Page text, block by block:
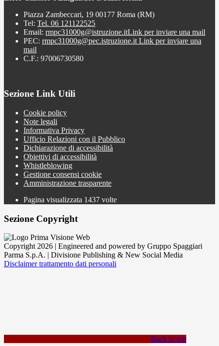
Piazza Zambeccari, 19 00177 Roma (RM)
Tel: Tel. 06 121122525
Email: rmpc31000g@istruzione.itLink per inviare una mail
PEC: rmpc31000g@pec.istruzione.it Link per inviare una
mail
C.F.: 97006730580
Sezione Link Utili
Cookie policy
Note legali
Informativa Privacy
Ufficio Relazioni con il Pubblico
Dichiarazione di accessibilità
Obiettivi di accessibilità
Whistleblowing
Gestione consensi cookie
Amministrazione trasparente
Pagina visualizzata 1437 volte
Sezione Copyright
Copyright 2026 | Engineered and powered by Gruppo Spaggiari
Parma S.p.A. | Divisione Publishing & New Social Media
Disclaimer trattamento dati personali
Back to top